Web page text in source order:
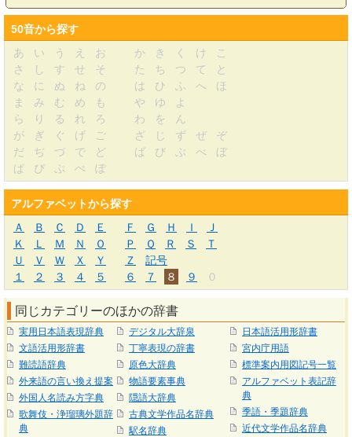
50音から探す
あ
い う え お か き く け
こ
さ
し す せ そ た ち つ て
と
な
に ぬ ね の は ひ ふ へ
ほ
ま
み む め も や ゆ
よ
ら
り る れ ろ わ を
ん
が
ぎ ぐ げ ご ざ じ ず ぜ
ぞ
だ
ぢ づ で ど ば び ぶ べ
ぼ
ぱ
ぴ ぷ ぺ ぽ
アルファベットから探す
Ａ
Ｂ Ｃ Ｄ Ｅ Ｆ Ｇ Ｈ Ｉ
Ｊ
Ｋ
Ｌ Ｍ Ｎ Ｏ Ｐ Ｑ Ｒ Ｓ
Ｔ
Ｕ
Ｖ Ｗ Ｘ Ｙ Ｚ
記号
１
２ ３ ４ ５ ６ ７ ８ ９ ０
同じカテゴリーのほかの辞書
実用日本語表現辞典
文語活用形辞書
難読語辞典
外来語の言い換え提案
外国人名読み方字典
歌舞伎・浄瑠璃外題辞
典
デジタル大辞泉
丁寧表現の辞書
原色大辞典
物語要素事典
隠語大辞典
古典文学作品名辞典
駅名辞典
日本語活用形辞書
宮内庁用語
標準案内用図記号一覧
アルファベット表記辞
典
季語・季題辞典
近代文学作品名辞典